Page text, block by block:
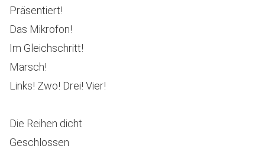
Präsentiert!
Das Mikrofon!
Im Gleichschritt!
Marsch!
Links! Zwo! Drei! Vier!
Die Reihen dicht
Geschlossen